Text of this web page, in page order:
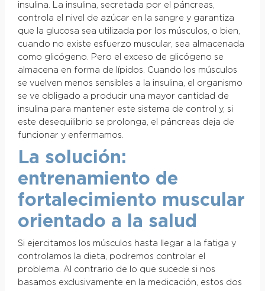
insulina. La insulina, secretada por el páncreas,
controla el nivel de azúcar en la sangre y garantiza
que la glucosa sea utilizada por los músculos, o bien,
cuando no existe esfuerzo muscular, sea almacenada
como glicógeno. Pero el exceso de glicógeno se
almacena en forma de lípidos. Cuando los músculos
se vuelven menos sensibles a la insulina, el organismo
se ve obligado a producir una mayor cantidad de
insulina para mantener este sistema de control y, si
este desequilibrio se prolonga, el páncreas deja de
funcionar y enfermamos.
La solución:
entrenamiento de
fortalecimiento muscular
orientado a la salud
Si ejercitamos los músculos hasta llegar a la fatiga y
controlamos la dieta, podremos controlar el
problema. Al contrario de lo que sucede si nos
basamos exclusivamente en la medicación, estos dos